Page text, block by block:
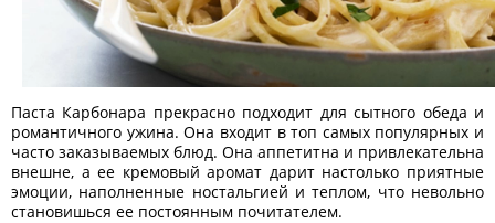
Паста Карбонара прекрасно подходит для сытного обеда и
романтичного ужина. Она входит в топ самых популярных и
часто заказываемых блюд. Она аппетитна и привлекательна
внешне, а ее кремовый аромат дарит настолько приятные
эмоции, наполненные ностальгией и теплом, что невольно
становишься ее постоянным почитателем.